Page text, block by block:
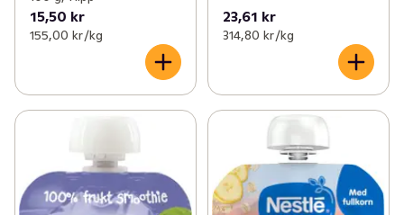
15,50 kr
155,00 kr /kg
23,61 kr
314,80 kr /kg